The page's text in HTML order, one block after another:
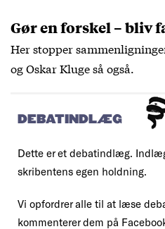
Gør en forskel – bliv
Her stopper
og Oskar Kluge så også.
DEBATINDLÆG
Dette er et debatindlæg.
skribentens egen holdning.
Vi opfordrer alle til at læse
kommenterer dem på